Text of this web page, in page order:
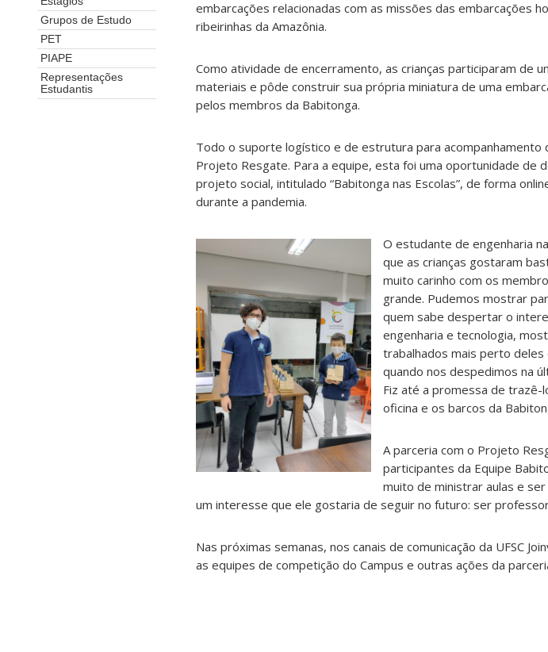
Grupos de Estudo
PET
PIAPE
Representações
Estudantis
embarcações relacionadas com as missões das embarcações
ribeirinhas da Amazônia.
Como atividade de encerramento, as crianças participaram de
materiais e pôde construir sua própria miniatura de uma
pelos membros da Babitonga.
Todo o suporte logístico e de estrutura para acompanhamento
Projeto Resgate. Para a equipe, esta foi uma oportunidade de
projeto social, intitulado “Babitonga nas Escolas”, de forma
durante a pandemia.
O estudante de engenharia
que as crianças gostaram
muito carinho com os
grande. Pudemos mostrar
quem sabe despertar o
engenharia e tecnologia,
trabalhados mais perto deles
quando nos despedimos na
Fiz até a promessa de trazê-
oficina e os barcos da
A parceria com o Projeto
participantes da Equipe
muito de ministrar aulas e
um interesse que ele gostaria de seguir no futuro: ser
Nas próximas semanas, nos canais de comunicação da UFSC
as equipes de competição do Campus e outras ações da